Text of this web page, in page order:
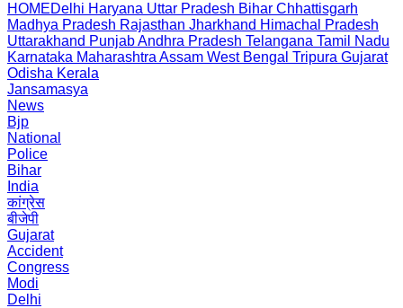
HOMEDelhi Haryana Uttar Pradesh Bihar Chhattisgarh
Madhya Pradesh Rajasthan Jharkhand Himachal Pradesh
Uttarakhand PunjabAndhra Pradesh Telangana Tamil Nadu
Karnataka Maharashtra Assam West Bengal Tripura Gujarat
Odisha Kerala
Jansamasya
News
Bjp
National
Police
Bihar
India
कांग्रेस
बीजेपी
Gujarat
Accident
Congress
Modi
Delhi